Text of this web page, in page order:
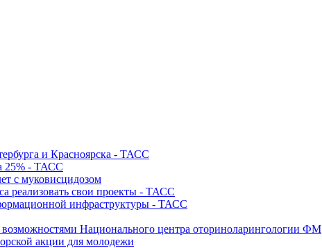
и Красноярска - ТАСС
25% - ТАСС
с муковисцидозом
реализовать свои проекты - ТАСС
инфраструктуры - ТАСС
Национального центра оториноларингологии ФМ
акции для молодежи